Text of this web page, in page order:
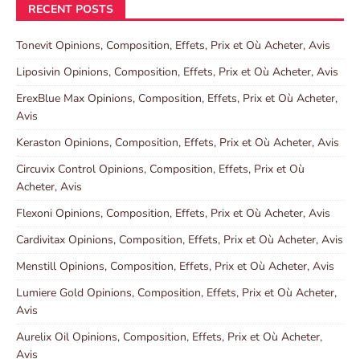
RECENT POSTS
Tonevit Opinions, Composition, Effets, Prix et Où Acheter, Avis
Liposivin Opinions, Composition, Effets, Prix et Où Acheter, Avis
ErexBlue Max Opinions, Composition, Effets, Prix et Où Acheter,
Avis
Keraston Opinions, Composition, Effets, Prix et Où Acheter, Avis
Circuvix Control Opinions, Composition, Effets, Prix et Où
Acheter, Avis
Flexoni Opinions, Composition, Effets, Prix et Où Acheter, Avis
Cardivitax Opinions, Composition, Effets, Prix et Où Acheter, Avis
Menstill Opinions, Composition, Effets, Prix et Où Acheter, Avis
Lumiere Gold Opinions, Composition, Effets, Prix et Où Acheter,
Avis
Aurelix Oil Opinions, Composition, Effets, Prix et Où Acheter,
Avis